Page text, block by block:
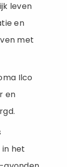
leven
en
met
Ilco
en
het